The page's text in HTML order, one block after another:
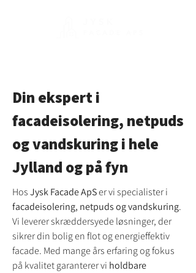
Din ekspert i
facadeisolering, netpuds
og vandskuring i hele
Jylland og på fyn
HosJysk Facade ApSer vi specialister i
facadeisolering, netpuds og vandskuring.
Vi leverer skræddersyede løsninger, der
sikrer din bolig en flot og energieffektiv
facade. Med mange års erfaring og fokus
på kvalitet garanterer vi holdbare